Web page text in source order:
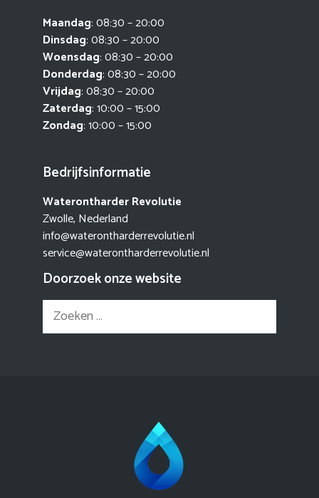
Maandag: 08:30 – 20:00
Dinsdag: 08:30 – 20:00
Woensdag: 08:30 – 20:00
Donderdag: 08:30 – 20:00
Vrijdag: 08:30 – 20:00
Zaterdag: 10:00 – 15:00
Zondag: 10:00 – 15:00
Bedrijfsinformatie
Waterontharder Revolutie
Zwolle, Nederland
info@waterontharderrevolutie.nl
service@waterontharderrevolutie.nl
Doorzoek onze website
Zoek
naar: